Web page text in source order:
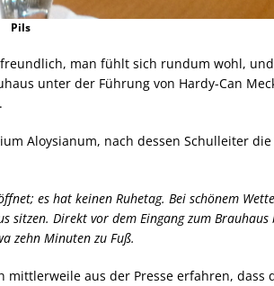
Pils
man fühlt sich rundum wohl,
unter der Führung von Hardy-Can
Aloysianum, nach dessen Schulleiter
es hat keinen Ruhetag. Bei schönem
sitzen. Direkt vor dem Eingang zum Brauhaus
zehn Minuten zu Fuß.
mittlerweile aus der Presse erfahren, dass